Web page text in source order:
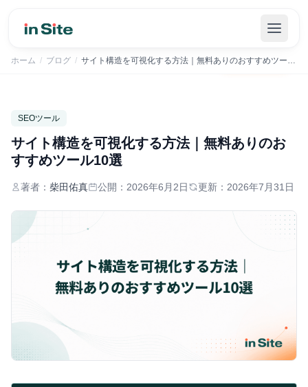
inSiteでSEOの管理を自動化｜まずは30日間無料で 無料で始める→
ホーム / ブログ /
SEOツール
サイト構造を可視化する方法｜無料ありのお
すすめツール10選
著者： 柴田佑真 公開： 2026年6月2日 更新： 2026年7月31日